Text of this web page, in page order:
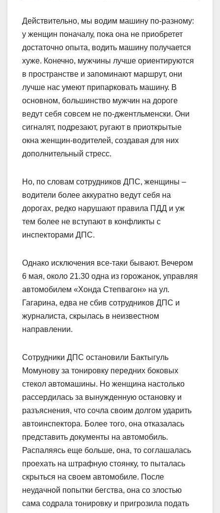
Действительно, мы водим машину по-разному:
у женщин поначалу, пока она не приобретет
достаточно опыта, водить машину получается
хуже. Конечно, мужчины лучше ориентируются
в пространстве и запоминают маршрут, они
лучше нас умеют припарковать машину. В
основном, большинство мужчин на дороге
ведут себя совсем не по-джентльменски. Они
сигналят, подрезают, ругают в приоткрытые
окна женщин-водителей, создавая для них
дополнительный стресс.
Но, по словам сотрудников ДПС, женщины –
водители более аккуратно ведут себя на
дорогах, редко нарушают правила ПДД и уж
тем более не вступают в конфликты с
инспекторами ДПС.
Однако исключения все-таки бывают. Вечером
6 мая, около 21.30 одна из горожанок, управляя
автомобилем «Хонда Степвагон» на ул.
Гагарина, едва не сбив сотрудников ДПС и
журналиста, скрылась в неизвестном
направлении.
Сотрудники ДПС остановили Бактыгуль
Момунову за тонировку передних боковых
стекол автомашины. Но женщина настолько
рассердилась за вынужденную остановку и
разъяснения, что сочла своим долгом ударить
автоинспектора. Более того, она отказалась
представить документы на автомобиль.
Распаляясь еще больше, она, то соглашалась
проехать на штрафную стоянку, то пыталась
скрыться на своем автомобиле. После
неудачной попытки бегства, она со злостью
сама содрала тонировку и пригрозила подать